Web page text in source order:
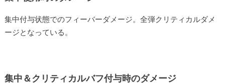
集中付与状態でのフィーバーダメージ。全弾クリティカルダメ
ージとなっている。
集中＆クリティカルバフ付与時のダメージ